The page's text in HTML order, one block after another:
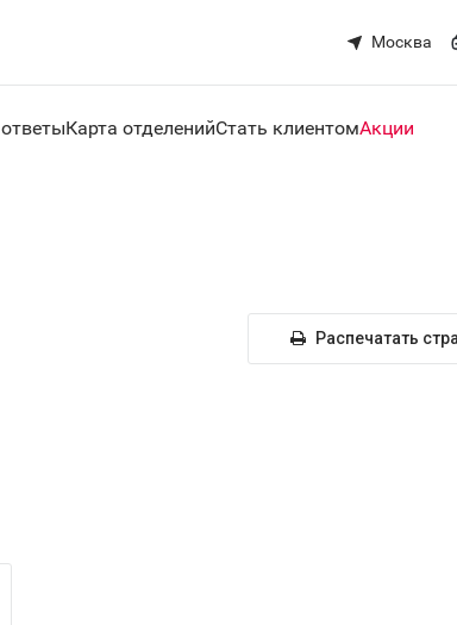
Москва
Карта отделенийСтать клиентомАкции
Распечатать